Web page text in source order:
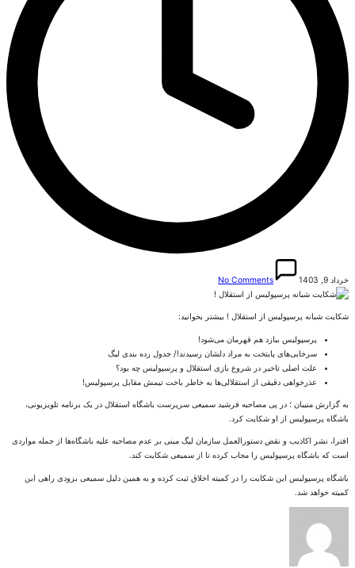
خرداد 9, 1403 No Comments
شکایت شبانه پرسپولیس از استقلال ! بیشتر بخوانید:
پرسپولیس ببازد هم قهرمان می‌شود!
سرخابی‌های پایتخت به مراد دلشان رسیدند!/ جدول رده بندی لیگ
علت اصلی تاخیر در شروع بازی استقلال و پرسپولیس چه بود؟
عذرخواهی دقیقی از استقلالی‌ها به خاطر باخت تیمش مقابل پرسپولیس!
به گزارش منیبان ؛ در پی مصاحبه فرشید سمیعی سرپرست باشگاه استقلال در یک برنامه تلویزیونی،
باشگاه پرسپولیس از او شکایت کرد.
افترا، نشر اکاذیب و نقض دستورالعمل سازمان لیگ مبنی بر عدم مصاحبه علیه باشگاه‌ها از جمله مواردی
است که باشگاه پرسپولیس را مجاب کرده تا از سمیعی شکایت کند.
باشگاه پرسپولیس این شکایت را در کمیته اخلاق ثبت کرده و به همین دلیل سمیعی بزودی راهی این
کمیته خواهد شد.